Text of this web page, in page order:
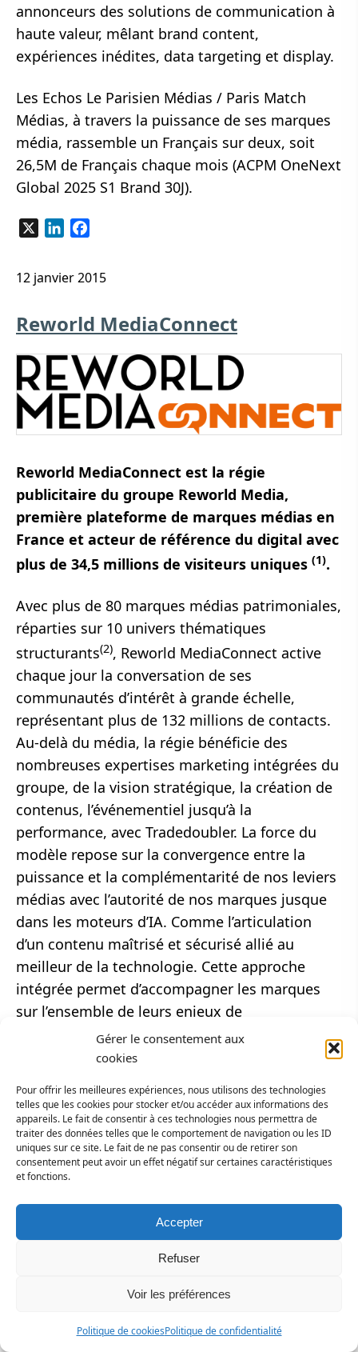
Gérer le consentement aux
cookies
Pour offrir les meilleures expériences, nous utilisons des technologies
telles que les cookies pour stocker et/ou accéder aux informations des
appareils. Le fait de consentir à ces technologies nous permettra de
traiter des données telles que le comportement de navigation ou les ID
uniques sur ce site. Le fait de ne pas consentir ou de retirer son
consentement peut avoir un effet négatif sur certaines caractéristiques
et fonctions.
Accepter
Refuser
Voir les préférences
Politique de cookiesPolitique de confidentialité
annonceurs des solutions de communication à
haute valeur, mêlant brand content,
expériences inédites, data targeting et display.
Les Echos Le Parisien Médias / Paris Match
Médias, à travers la puissance de ses marques
média, rassemble un Français sur deux, soit
26,5M de Français chaque mois (ACPM OneNext
Global 2025 S1 Brand 30J).
LinkedIn
12 janvier 2015
Reworld MediaConnect
Reworld MediaConnect est la régie
publicitaire du groupe Reworld Media,
première plateforme de marques médias en
France et acteur de référence du digital avec
plus de 34,5 millions de visiteurs uniques (1).
Avec plus de 80 marques médias patrimoniales,
réparties sur 10 univers thématiques
structurants(2), Reworld MediaConnect active
chaque jour la conversation de ses
communautés d’intérêt à grande échelle,
représentant plus de 132 millions de contacts.
Au-delà du média, la régie bénéficie des
nombreuses expertises marketing intégrées du
groupe, de la vision stratégique, la création de
contenus, l’événementiel jusqu’à la
performance, avec Tradedoubler. La force du
modèle repose sur la convergence entre la
puissance et la complémentarité de nos leviers
médias avec l’autorité de nos marques jusque
dans les moteurs d’IA. Comme l’articulation
d’un contenu maîtrisé et sécurisé allié au
meilleur de la technologie. Cette approche
intégrée permet d’accompagner les marques
sur l’ensemble de leurs enjeux de
communication, en combinant impact,
efficacité mesurée et maîtrise des
(1) Médiamétrie//NetRatings – Internet Global janvier 2026
(2) Automobile & sports, Culture & savoirs, Divertissement, Food,
Lifestyle premium, Maison, Nature, Next gen, Santé & parentalité, Tech &
gaming.
X LinkedIn
20 janvier 2014
lecteurs quotidiens